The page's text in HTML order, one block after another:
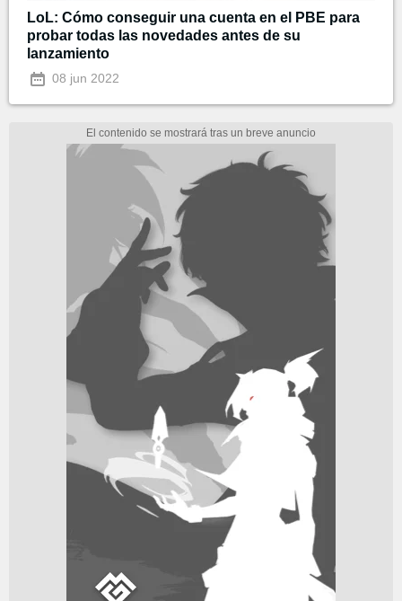
LoL: Cómo conseguir una cuenta en el PBE para
probar todas las novedades antes de su
lanzamiento
08 jun 2022